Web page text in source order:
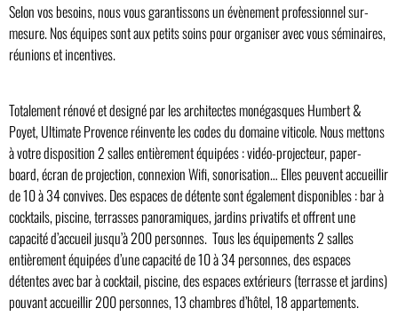
Selon vos besoins, nous vous garantissons un évènement professionnel sur-
mesure. Nos équipes sont aux petits soins pour organiser avec vous séminaires,
réunions et incentives.
Totalement rénové et designé par les architectes monégasques Humbert &
Poyet, Ultimate Provence réinvente les codes du domaine viticole. Nous mettons
à votre disposition 2 salles entièrement équipées : vidéo-projecteur, paper-
board, écran de projection, connexion Wifi, sonorisation… Elles peuvent accueillir
de 10 à 34 convives. Des espaces de détente sont également disponibles : bar à
cocktails, piscine, terrasses panoramiques, jardins privatifs et offrent une
capacité d’accueil jusqu’à 200 personnes. Tous les équipements 2 salles
entièrement équipées d’une capacité de 10 à 34 personnes, des espaces
détentes avec bar à cocktail, piscine, des espaces extérieurs (terrasse et jardins)
pouvant accueillir 200 personnes, 13 chambres d’hôtel, 18 appartements.